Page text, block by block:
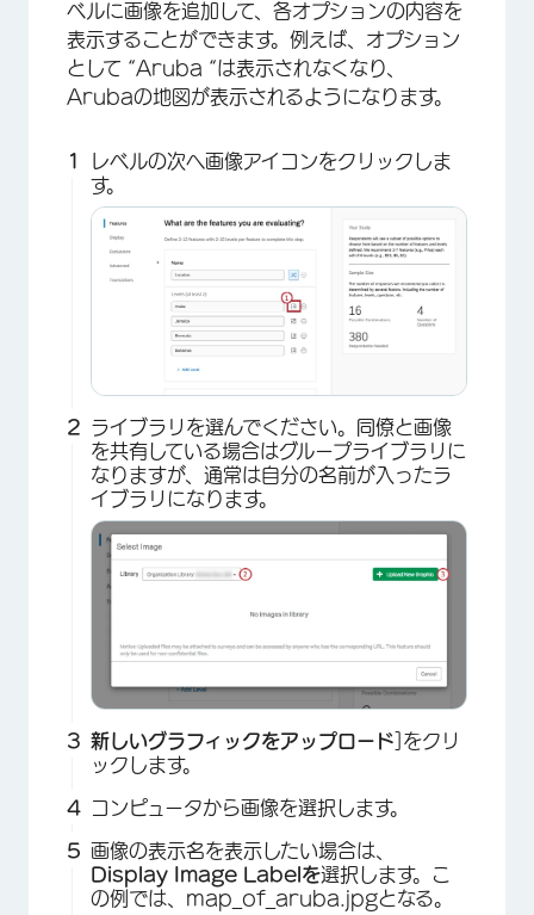
×
ベルに画像を追加して、各オプションの内容を
表示することができます。例えば、オプション
として “Aruba “は表示されなくなり、
Arubaの地図が表示されるようになります。
レベルの次へ画像アイコンをクリックしま
す。
ライブラリを選んでください。同僚と画像
を共有している場合はグループライブラリに
なりますが、通常は自分の名前が入ったラ
イブラリになります。
新しいグラフィックをアップロード ]をクリ
ックします。
コンピュータから画像を選択します。
画像の表示名を表示したい場合は、
Display Image Labelを選択します。こ
の例では、map_of_aruba.jpgとなる。